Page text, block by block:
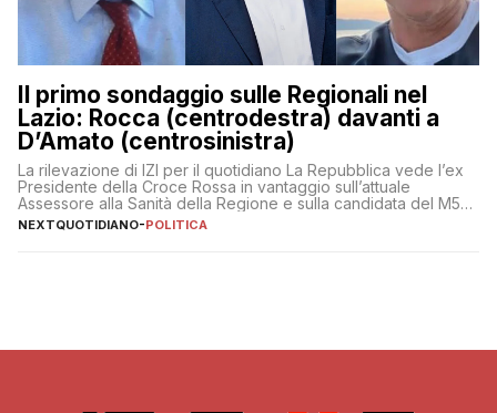
Il primo sondaggio sulle Regionali nel
Lazio: Rocca (centrodestra) davanti a
D’Amato (centrosinistra)
La rilevazione di IZI per il quotidiano La Repubblica vede l’ex
Presidente della Croce Rossa in vantaggio sull’attuale
Assessore alla Sanità della Regione e sulla candidata del M5S
Donatella Bianchi
NEXTQUOTIDIANO-POLITICA